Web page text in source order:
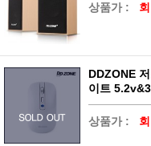
상품가 :
DDZONE
이트
상품가 :